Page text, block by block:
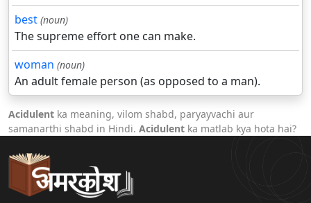
best (noun)
The supreme effort one can make.
woman (noun)
An adult female person (as opposed to a man).
Acidulent ka meaning, vilom shabd, paryayvachi aur
samanarthi shabd in Hindi. Acidulent ka matlab kya hota hai?